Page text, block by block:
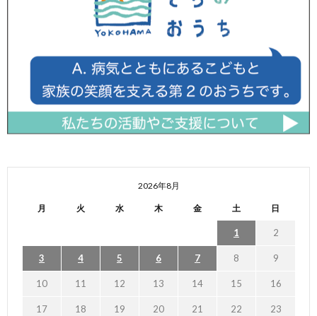
2026年8月
月 火 水 木 金 土 日
1 2
3 4 5 6 7 8 9
10 11 12 13 14 15 16
17 18 19 20 21 22 23